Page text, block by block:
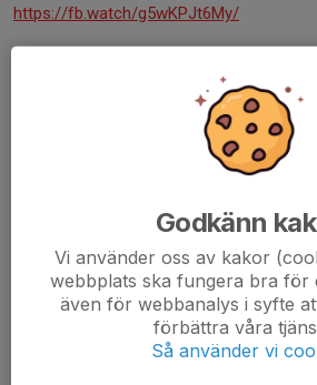
https://fb.watch/g5wKPJt6My/
Vi går igenom begreppen vanlig boost,
side boost. Som övning kör vi 1) boost/
valfritt hörn för främre spelaren.
https://youtu.be/Uy8VENkXS2Q
När det gäller taktik får vi träna på att
coach order/game plan som vi drar ur en
Raka längder: Spela lång/lång och undvik
Godkänn
Vi använder oss av kakor
webbplats ska fungera bra för
även för webbanalys i syfte
förbättra våra
Så använder vi